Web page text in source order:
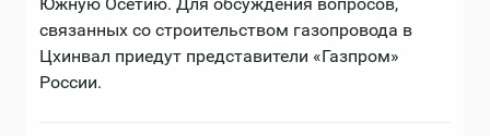
Южную Осетию. Для обсуждения вопросов,
связанных со строительством газопровода в
Цхинвал приедут представители «Газпром»
России.